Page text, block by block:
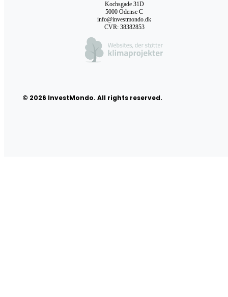
Kochsgade 31D
5000 Odense C
info@investmondo.dk
CVR: 38382853
© 2026 InvestMondo. All rights reserved.